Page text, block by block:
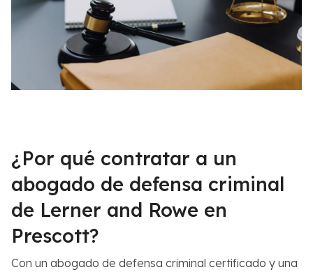
¿Por qué contratar a un
abogado de defensa criminal
de Lerner and Rowe en
Prescott?
Con un abogado de defensa criminal certificado y una